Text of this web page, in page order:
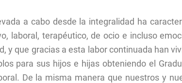
a cabo desde la integralidad ha
laboral, terapéutico, de ocio e incluso
y que gracias a esta labor continuada han
para sus hijos e hijas obteniendo el
De la misma manera que nuestros y